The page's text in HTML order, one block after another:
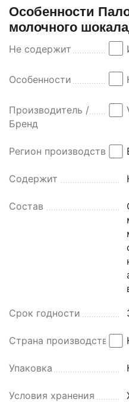
Особенности
молочного
карамели 75г
Не содержит
Особенности
Производитель /
Бренд
Регион производства
Содержит
Состав
Срок годности
Страна производства
Упаковка
Условия хранения